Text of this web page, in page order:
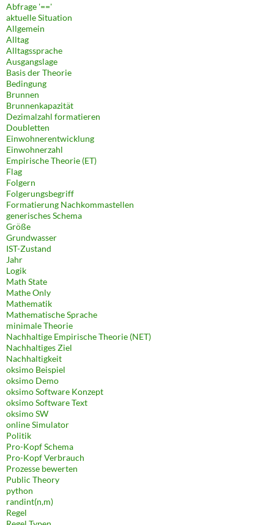
Abfrage '=='
aktuelle Situation
Allgemein
Alltag
Alltagssprache
Ausgangslage
Basis der Theorie
Bedingung
Brunnen
Brunnenkapazität
Dezimalzahl formatieren
Doubletten
Einwohnerentwicklung
Einwohnerzahl
Empirische Theorie (ET)
Flag
Folgern
Folgerungsbegriff
Formatierung Nachkommastellen
generisches Schema
Größe
Grundwasser
IST-Zustand
Jahr
Logik
Math State
Mathe Only
Mathematik
Mathematische Sprache
minimale Theorie
Nachhaltige Empirische Theorie (NET)
Nachhaltiges Ziel
Nachhaltigkeit
oksimo Beispiel
oksimo Demo
oksimo Software Konzept
oksimo Software Text
oksimo SW
online Simulator
Politik
Pro-Kopf Schema
Pro-Kopf Verbrauch
Prozesse bewerten
Public Theory
python
randint(n,m)
Regel